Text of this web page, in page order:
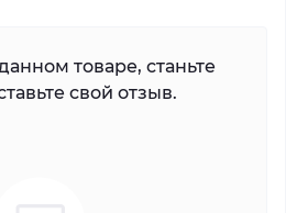
товаре, станьте
свой отзыв.